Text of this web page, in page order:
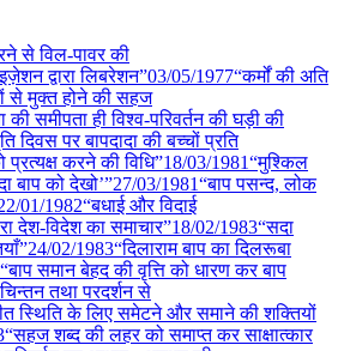
से विल-पावर की
द्वारा लिबरेशन”03/05/1977“कर्मों की अति
से मुक्त होने की सहज
की समीपता ही विश्व-परिवर्तन की घड़ी की
दिवस पर बापदादा की बच्चों प्रति
प्रत्यक्ष करने की विधि”18/03/1981“मुश्किल
बाप को देखो’”27/03/1981“बाप पसन्द, लोक
01/1982“बधाई और विदाई
देश-विदेश का समाचार”18/02/1983“सदा
24/02/1983“दिलाराम बाप का दिलरूबा
“बाप समान बेहद की वृत्ति को धारण कर बाप
तथा परदर्शन से
स्थिति के लिए समेटने और समाने की शक्तियों
“सहज शब्द की लहर को समाप्त कर साक्षात्कार